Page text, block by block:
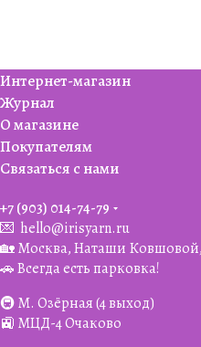
Интернет-магазин
Журнал
О магазине
Покупателям
Связаться с нами
+7 (903) 014-74-79‬
💌 hello@irisyarn.ru
🏡 Москва, Наташи
🚗 Всегда есть парковка!
🚇 М. Озёрная (4 выход)
🚉 МЦД-4 Очаково